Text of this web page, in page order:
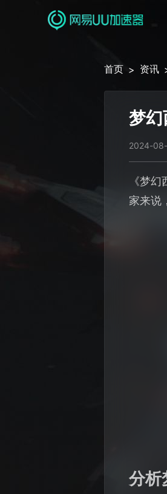
首页 > 资讯
梦幻
2024-
《梦
家来说
分析